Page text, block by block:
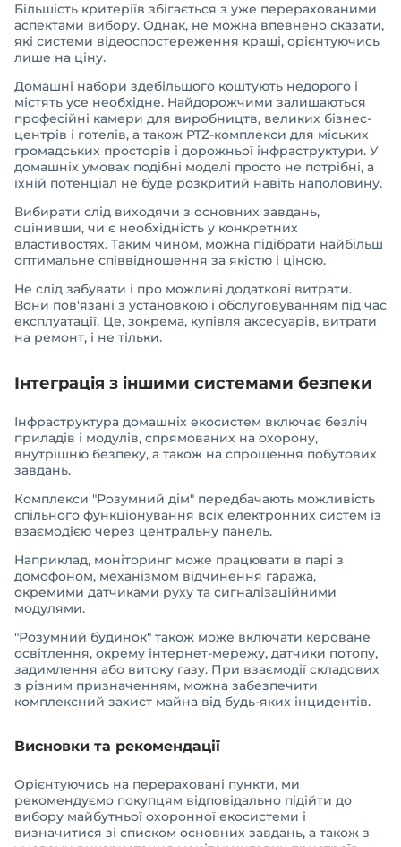
Більшість критеріїв збігається з уже перерахованими
аспектами вибору. Однак, не можна впевнено сказати,
які системи відеоспостереження кращі, орієнтуючись
лише на ціну.
Домашні набори здебільшого коштують недорого і
містять усе необхідне. Найдорожчими залишаються
професійні камери для виробництв, великих бізнес-
центрів і готелів, а також PTZ-комплекси для міських
громадських просторів і дорожньої інфраструктури. У
домашніх умовах подібні моделі просто не потрібні, а
їхній потенціал не буде розкритий навіть наполовину.
Вибирати слід виходячи з основних завдань,
оцінивши, чи є необхідність у конкретних
властивостях. Таким чином, можна підібрати найбільш
оптимальне співвідношення за якістю і ціною.
Не слід забувати і про можливі додаткові витрати.
Вони пов'язані з установкою і обслуговуванням під час
експлуатації. Це, зокрема, купівля аксесуарів, витрати
на ремонт, і не тільки.
Інтеграція з іншими системами безпеки
Інфраструктура домашніх екосистем включає безліч
приладів і модулів, спрямованих на охорону,
внутрішню безпеку, а також на спрощення побутових
завдань.
Комплекси "Розумний дім" передбачають можливість
спільного функціонування всіх електронних систем із
взаємодією через центральну панель.
Наприклад, моніторинг може працювати в парі з
домофоном, механізмом відчинення гаража,
окремими датчиками руху та сигналізаційними
модулями.
"Розумний будинок" також може включати кероване
освітлення, окрему інтернет-мережу, датчики потопу,
задимлення або витоку газу. При взаємодії складових
з різним призначенням, можна забезпечити
комплексний захист майна від будь-яких інцидентів.
Висновки та рекомендації
Орієнтуючись на перераховані пункти, ми
рекомендуємо покупцям відповідально підійти до
вибору майбутньої охоронної екосистеми і
визначитися зі списком основних завдань, а також з